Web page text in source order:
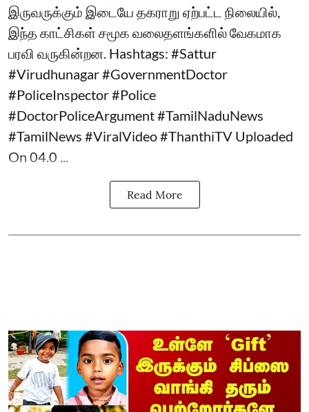
இருவருக்கும் இடையே தகராறு ஏற்பட்ட நிலையில்,
இந்த காட்சிகள் சமூக வலைதளங்களில் வேகமாக
பரவி வருகின்றன. Hashtags: #Sattur
#Virudhunagar #GovernmentDoctor
#PoliceInspector #Police
#DoctorPoliceArgument #TamilNaduNews
#TamilNews #ViralVideo #ThanthiTV Uploaded
On 04.0 ...
Read More